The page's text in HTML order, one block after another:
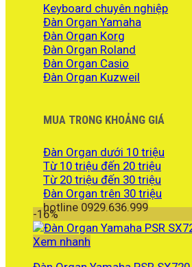
Keyboard chuyên nghiệp
Đàn Organ Yamaha
Đàn Organ Korg
Đàn Organ Roland
Đàn Organ Casio
Đàn Organ Kuzweil
MUA TRONG KHOẢNG GIÁ
Đàn Organ dưới 10 triệu
Từ 10 triệu đến 20 triệu
Từ 20 triệu đến 30 triệu
Đàn Organ trên 30 triệu
hotline 0929.636.999
-16%
Xem nhanh